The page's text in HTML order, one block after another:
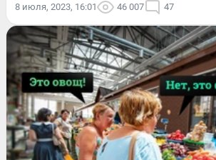
8 июля, 2023, 16:01 46 007 47